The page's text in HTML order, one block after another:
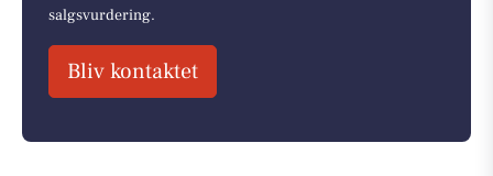
salgsvurdering.
Bliv kontaktet